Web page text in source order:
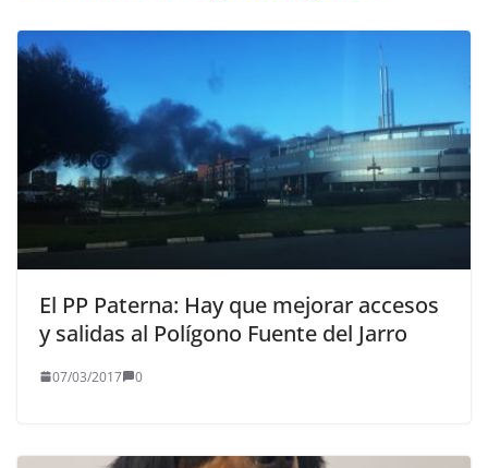
El PP Paterna: Hay que mejorar accesos
y salidas al Polígono Fuente del Jarro
07/03/2017 0